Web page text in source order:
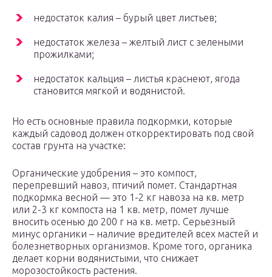
недостаток калия – бурый цвет листьев;
недостаток железа – желтый лист с зелеными
прожилками;
недостаток кальция – листья краснеют, ягода
становится мягкой и водянистой.
Но есть основные правила подкормки, которые
каждый садовод должен откорректировать под свой
состав грунта на участке:
Органические удобрения – это компост,
перепревший навоз, птичий помет. Стандартная
подкормка весной — это 1-2 кг навоза на кв. метр
или 2-3 кг компоста на 1 кв. метр, помет лучше
вносить осенью до 200 г на кв. метр. Серьезный
минус органики – наличие вредителей всех мастей и
болезнетворных организмов. Кроме того, органика
делает корни водянистыми, что снижает
морозостойкость растения.